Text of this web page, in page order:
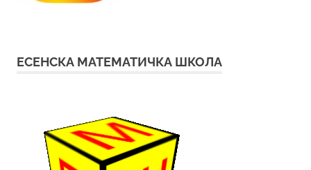
ЕСЕНСКА МАТЕМАТИЧКА ШКОЛА